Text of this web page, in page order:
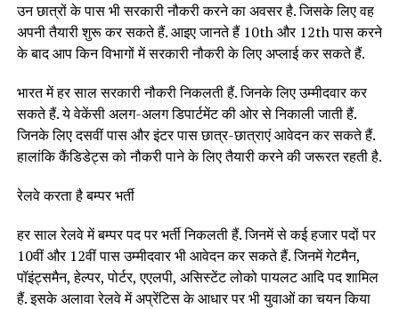
उन छात्रों के पास भी सरकारी नौकरी करने का अवसर है. जिसके लिए वह
अपनी तैयारी शुरू कर सकते हैं. आइए जानते हैं 10th और 12th पास करने
के बाद आप किन विभागों में सरकारी नौकरी के लिए अप्लाई कर सकते हैं.
भारत में हर साल सरकारी नौकरी निकलती हैं. जिनके लिए उम्मीदवार कर
सकते हैं. ये वेकेंसी अलग-अलग डिपार्टमेंट की ओर से निकाली जाती हैं.
जिनके लिए दसवीं पास और इंटर पास छात्र-छात्राएं आवेदन कर सकते हैं.
हालांकि कैंडिडेट्स को नौकरी पाने के लिए तैयारी करने की जरूरत रहती है.
रेलवे करता है बम्पर भर्ती
हर साल रेलवे में बम्पर पद पर भर्ती निकलती हैं. जिनमें से कई हजार पदों पर
10वीं और 12वीं पास उम्मीदवार भी आवेदन कर सकते हैं. जिनमें गेटमैन,
पॉइंट्समैन, हेल्पर, पोर्टर, एएलपी, असिस्टेंट लोको पायलट आदि पद शामिल
हैं. इसके अलावा रेलवे में अप्रेंटिस के आधार पर भी युवाओं का चयन किया